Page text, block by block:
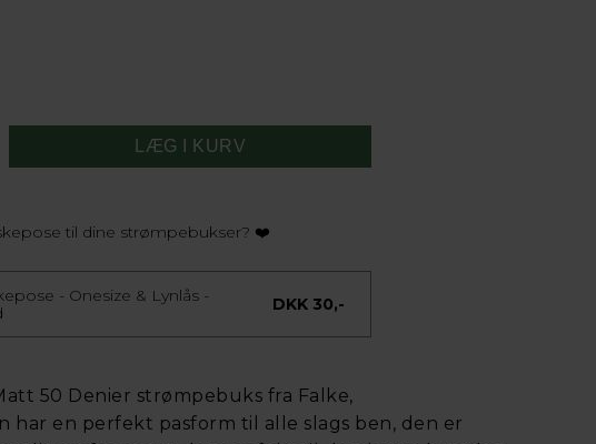
til dine strømpebukser? ❤️
- Onesize & Lynlås -
DKK 30,-
50 Denier strømpebuks fra Falke,
har en perfekt pasform til alle slags ben, den er